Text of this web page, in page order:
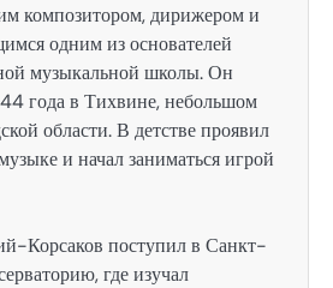
композитором, дирижером и
одним из основателей
музыкальной школы. Он
года в Тихвине, небольшом
области. В детстве проявил
и начал заниматься игрой
Корсаков поступил в Санкт-
где изучал